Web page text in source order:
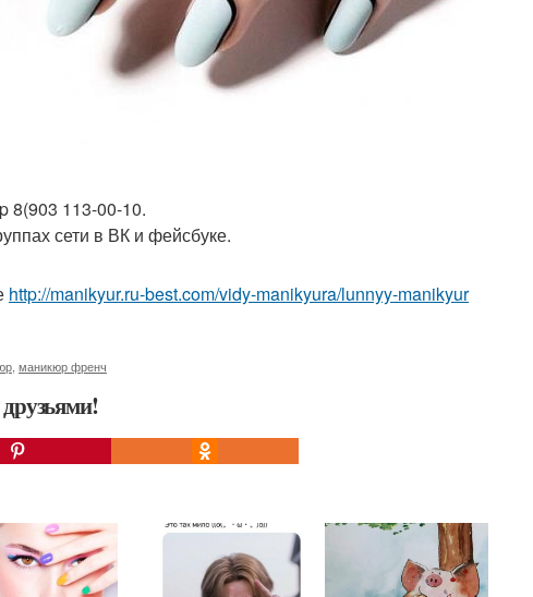
8(903 113-00-10.
сети в ВК и фейсбуке.
http://manikyur.ru-best.com/vidy-manikyura/lunnyy-manikyur
маникюр френч